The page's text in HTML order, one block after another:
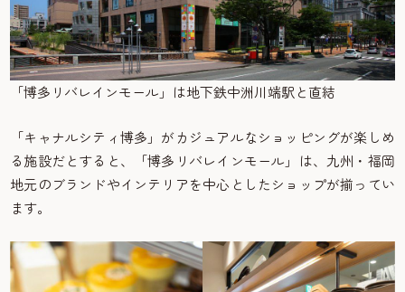
「博多リバレインモール」は地下鉄中洲川端駅と直結
「キャナルシティ博多」がカジュアルなショッピングが楽しめ
る施設だとすると、「博多リバレインモール」は、九州・福岡
地元のブランドやインテリアを中心としたショップが揃ってい
ます。